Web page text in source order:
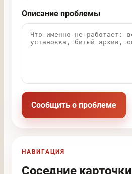
Описание проблемы
Сообщить о проблеме
НАВИГАЦИЯ
Соседние карточки